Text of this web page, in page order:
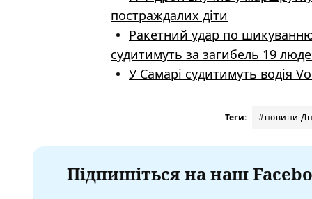
постраждалих діти
Ракетний удар по
судитимуть за загибель 19
У Самарі судитимуть водія
Теги: #новини
Підпишіться на наш